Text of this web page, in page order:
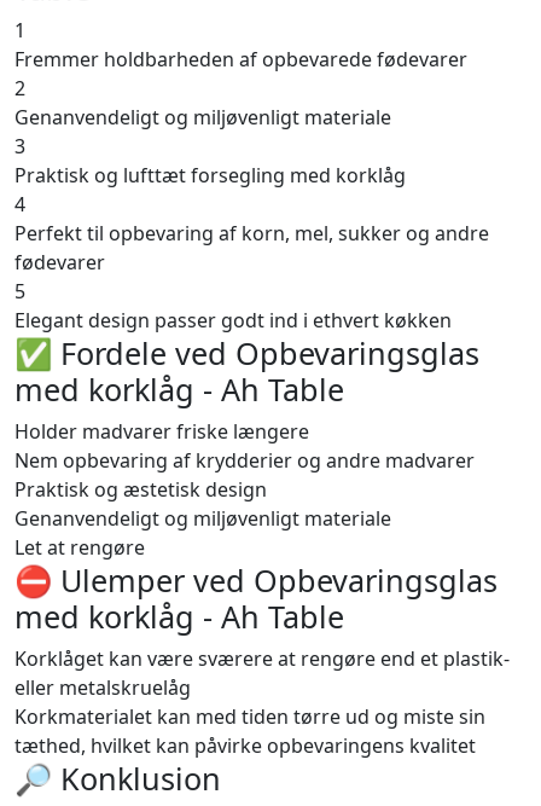
1
Fremmer holdbarheden af opbevarede fødevarer
2
Genanvendeligt og miljøvenligt materiale
3
Praktisk og lufttæt forsegling med korklåg
4
Perfekt til opbevaring af korn, mel, sukker og andre
fødevarer
5
Elegant design passer godt ind i ethvert køkken
✅ Fordele ved Opbevaringsglas
med korklåg - Ah Table
Holder madvarer friske længere
Nem opbevaring af krydderier og andre madvarer
Praktisk og æstetisk design
Genanvendeligt og miljøvenligt materiale
Let at rengøre
⛔️ Ulemper ved Opbevaringsglas
med korklåg - Ah Table
Korklåget kan være sværere at rengøre end et plastik-
eller metalskruelåg
Korkmaterialet kan med tiden tørre ud og miste sin
tæthed, hvilket kan påvirke opbevaringens kvalitet
🔎 Konklusion